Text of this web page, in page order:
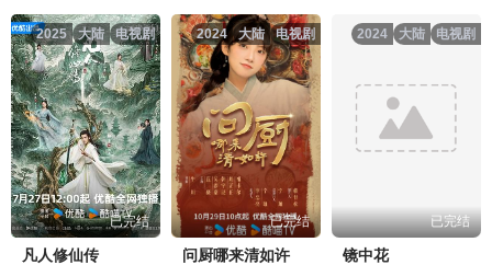
电视剧
大陆
2025
已完结
凡人修仙传
电视剧
大陆
2024
已完结
问厨哪来清如许
电视剧
大陆
2024
已完结
镜中花